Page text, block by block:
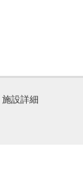
施設詳細